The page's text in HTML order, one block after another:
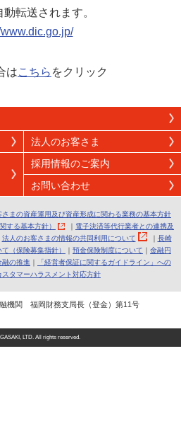
転送されます。
www.dic.go.jp/
はこちら をクリック
法人のお客さま
採用情報のご案内
お問い合わせ
さまの資産運用及び資産形成に関わる業務の基本方針
する基本方針）
｜ 電子決済等代行業者との連携及
法人のお客さまの情報の共同利用について ｜ 長崎
（保険募集指針） ｜ 預金保険制度について ｜ 金融円
融の推進 ｜
「経営者保証に関するガイドライン」への
スタマーハラスメント対応方針
関 福岡財務支局長（登金）第11号
LTD. All rights reserved.